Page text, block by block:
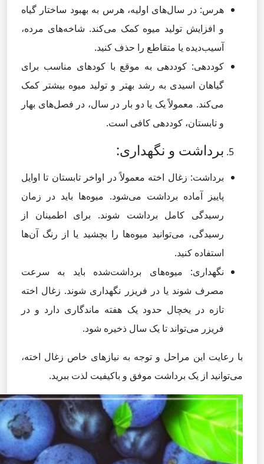
هرس: در سال‌های اولیه، هرس به بهبود ساختار گیاه
و افزایش تولید میوه کمک می‌کند. شاخه‌های مرده،
آسیب‌دیده یا متقاطع را حذف کنید.
کوددهی: کوددهی به موقع با کودهای مناسب برای
گیاهان اسیدی به رشد بهتر و تولید میوه بیشتر کمک
می‌کند. معمولاً یک یا دو بار در سال، در فصل‌های بهار
و تابستان، کوددهی کافی است.
برداشت و نگهداری:
برداشت: زغال اخته معمولاً در اواخر تابستان تا اوایل
پاییز آماده برداشت می‌شود. میوه‌ها باید در زمان
رسیدگی کامل برداشت شوند. برای اطمینان از
رسیدگی، می‌توانید میوه‌ها را بچشید یا از رنگ آن‌ها
استفاده کنید.
نگهداری: میوه‌های برداشت‌شده باید به سرعت
مصرف شوند یا در فریزر نگهداری شوند. زغال اخته
تازه در یخچال حدود یک هفته ماندگاری دارد و در
فریزر می‌تواند تا یک سال ذخیره شود.
با رعایت این مراحل و توجه به نیازهای خاص زغال اخته،
می‌توانید از یک برداشت موفق و باکیفیت لذت ببرید.